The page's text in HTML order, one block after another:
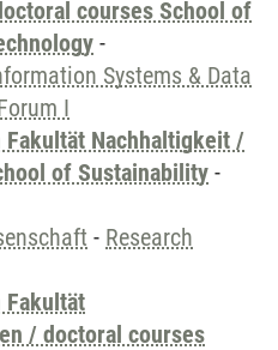
courses School of
-
Systems & Data
I
Nachhaltigkeit /
of Sustainability -
- Research
Fakultät
/ doctoral courses